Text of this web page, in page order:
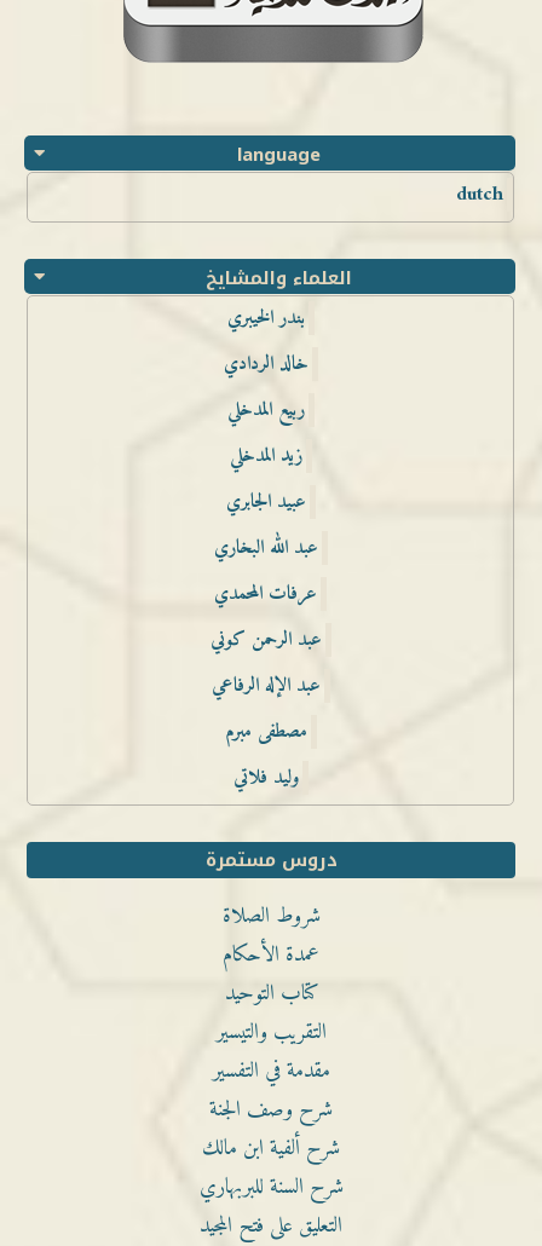
language
dutch
العلماء والمشايخ
بندر الخيبري
خالد الردادي
ربيع المدخلي
زيد المدخلي
عبيد الجابري
عبد الله البخاري
عرفات المحمدي
عبد الرحمن كوني
عبد الإله الرفاعي
مصطفى مبرم
وليد فلاتي
دروس مستمرة
شروط الصلاة
عمدة الأحكام
كتاب التوحيد
التقريب والتيسير
مقدمة في التفسير
شرح وصف الجنة
شرح ألفية ابن مالك
شرح السنة للبربهاري
التعليق على فتح المجيد